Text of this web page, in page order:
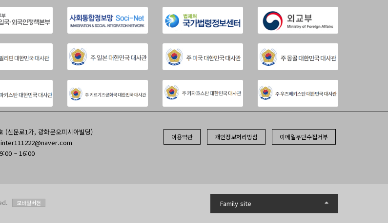
(신문로1가, 광화문오피시아빌딩)
inter111222@naver.com
~ 16:00
이용약관 개인정보처리방침 이메일무단수집거부
모바일버전 Family site